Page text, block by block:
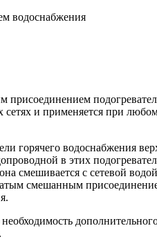
водоснабжения
и применяется при
горячего водоснабжения
в этих
смешивается с сетевой
смешанным